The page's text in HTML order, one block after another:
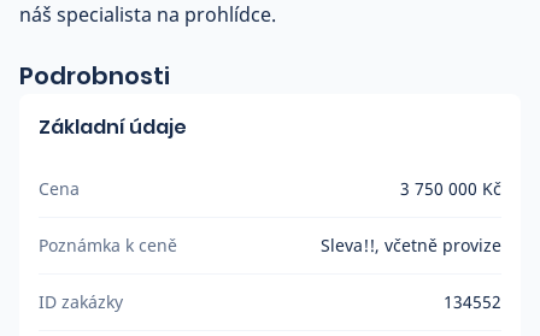
náš specialista na prohlídce.
Podrobnosti
Základní údaje
Cena 3 750 000 Kč
Poznámka k ceně Sleva!!, včetně provize
ID zakázky 134552